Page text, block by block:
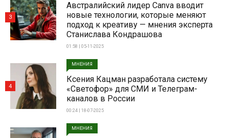
Австралийский лидер Canva вводит
новые технологии, которые меняют
подход к креативу — мнения эксперта
Станислава Кондрашова
01:58 | 05-11-2025
3
МНЕНИЯ
Ксения Кацман разработала систему
«Светофор» для СМИ и Телеграм-
каналов в России
00:24 | 18-07-2025
4
МНЕНИЯ